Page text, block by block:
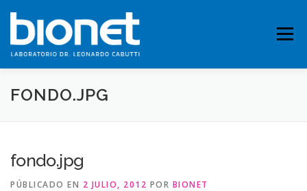
contenido
Menú
QUIENES SOMOS
FICHAS TÉCNICAS
FONDO.JPG
fondo.jpg
PÚBLICADO EN 2 JULIO, 2012 POR BIONET